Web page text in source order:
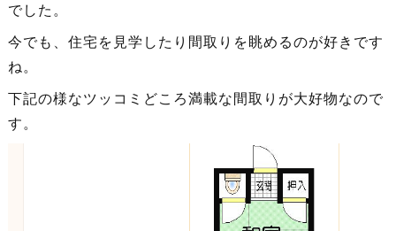
でした。
今でも、住宅を見学したり間取りを眺めるのが好きです
ね。
下記の様なツッコミどころ満載な間取りが大好物なので
す。